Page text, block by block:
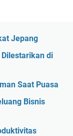
Jepang
di
Saat Puasa
Bisnis